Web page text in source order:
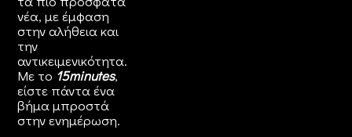
νέα, με έμφαση
στην αλήθεια και
την
αντικειμενικότητα.
Με το 15minutes,
είστε πάντα ένα
βήμα μπροστά
στηνενημέρωση.